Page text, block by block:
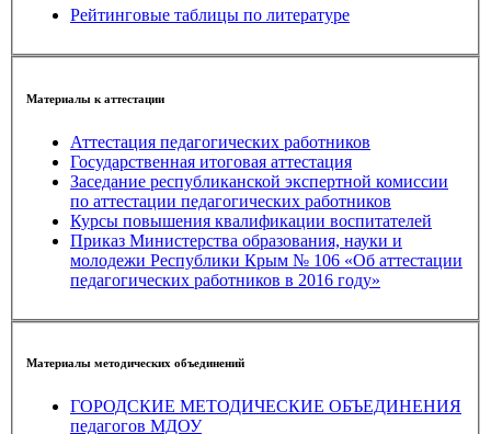
Рейтинговые таблицы по литературе
Материалы к аттестации
Аттестация педагогических работников
Государственная итоговая аттестация
Заседание республиканской экспертной комиссии
по аттестации педагогических работников
Курсы повышения квалификации воспитателей
Приказ Министерства образования, науки и
молодежи Республики Крым № 106 «Об аттестации
педагогических работников в 2016 году»
Материалы методических объединений
ГОРОДСКИЕ МЕТОДИЧЕСКИЕ ОБЪЕДИНЕНИЯ
педагогов МДОУ